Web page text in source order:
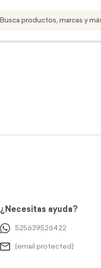
¿Necesitas ayuda?
525639526422
[email protected]